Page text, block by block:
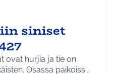
siniset
ovat hurjia ja tie on
Osassa paikoiss…